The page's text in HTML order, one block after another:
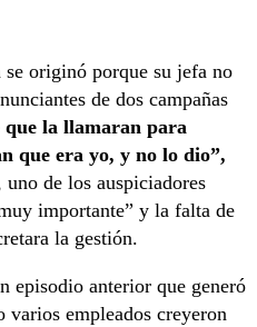
originó porque su jefa no
de dos campañas
que la llamaran para
que era yo, y no lo dio”,
de los auspiciadores
importante” y la falta de
la gestión.
episodio anterior que generó
empleados creyeron